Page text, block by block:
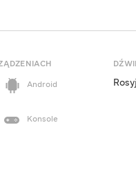
Android
Konsole